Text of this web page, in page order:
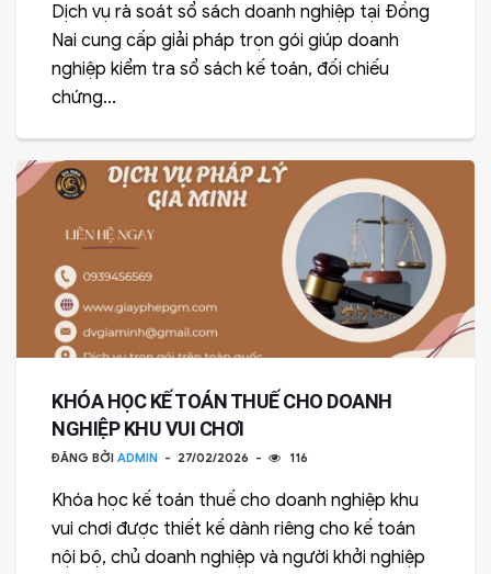
Dịch vụ rà soát sổ sách doanh nghiệp tại Đồng
Nai cung cấp giải pháp trọn gói giúp doanh
nghiệp kiểm tra sổ sách kế toán, đối chiếu
chứng...
KHÓA HỌC KẾ TOÁN THUẾ CHO DOANH
NGHIỆP KHU VUI CHƠI
ĐĂNG BỞI ADMIN 27/02/2026 116
Khóa học kế toán thuế cho doanh nghiệp khu
vui chơi được thiết kế dành riêng cho kế toán
nội bộ, chủ doanh nghiệp và người khởi nghiệp